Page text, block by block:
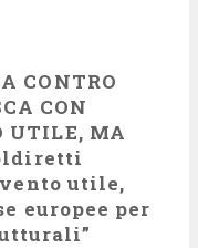
CONTRO
CON
UTILE, MA
utile,
europee per